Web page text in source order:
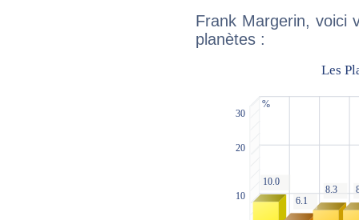
Frank Margerin, voici
planètes :